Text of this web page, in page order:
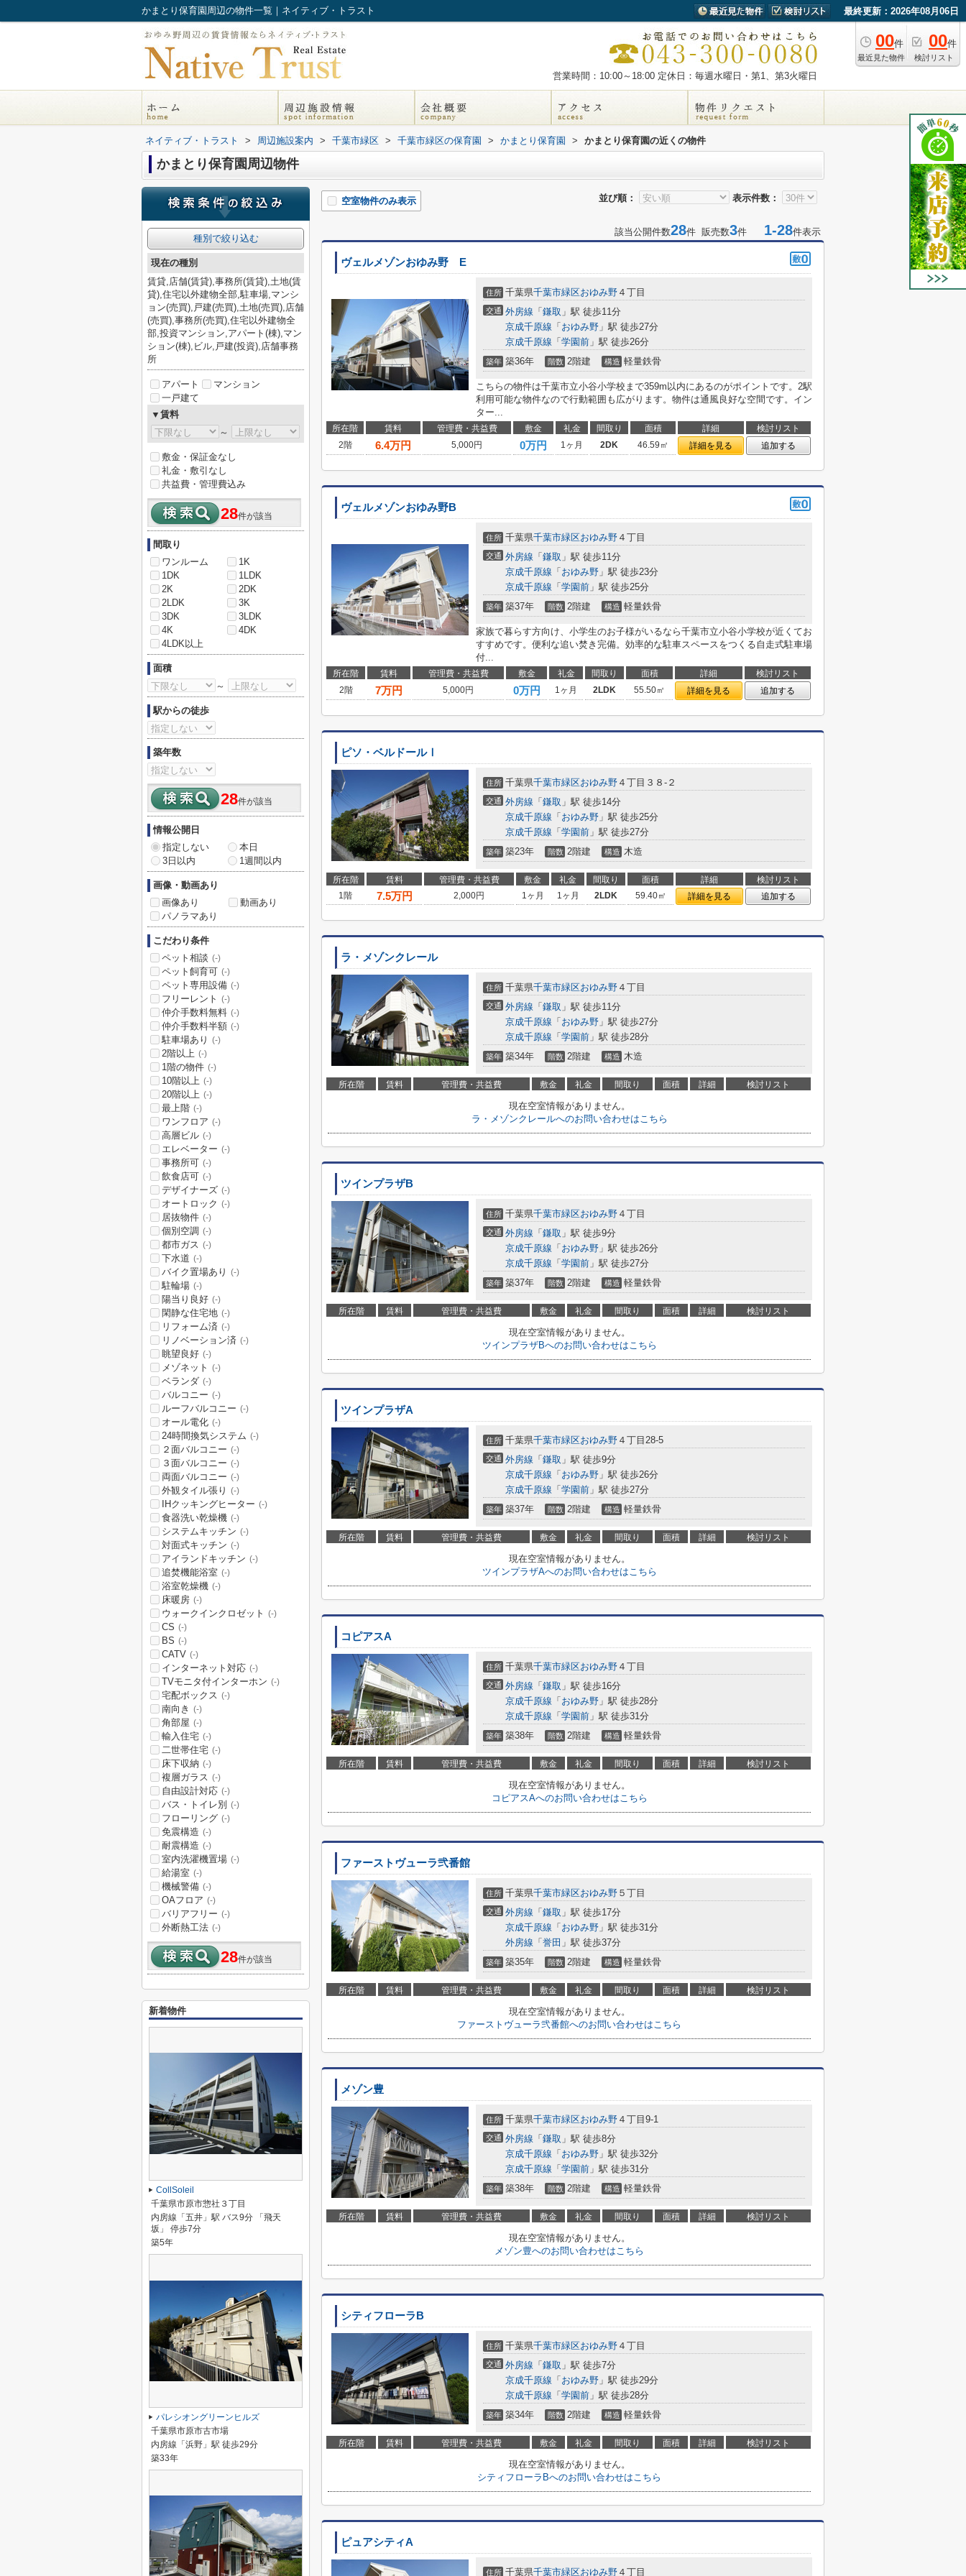
かまとり保育園周辺の物件一覧｜ネイティブ・トラスト 最終更新：2026年08月06日
00件
最近見た物件
00件
検討リスト
営業時間：10:00～18:00 定休日：毎週水曜日・第1、第3火曜日
ネイティブ・トラスト > 周辺施設案内 > 千葉市緑区 > 千葉市緑区の保育園 > かまとり保育園 > かまとり保育園の近くの物件
かまとり保育園周辺物件
並び順： 表示件数：
空室物件のみ表示
該当公開件数28件 販売数3件 1-28件表示
ヴェルメゾンおゆみ野 E
住所 千葉県千葉市緑区おゆみ野 ４丁目
交通 外房線 「 鎌取 」駅 徒歩11分
京成千原線 「 おゆみ野 」駅 徒歩27分
京成千原線 「 学園前 」駅 徒歩26分
築年 築36年 階数 2階建 構造 軽量鉄骨
こちらの物件は千葉市立小谷小学校まで359m以内にあるのがポイントです。2駅
利用可能な物件なので行動範囲も広がります。物件は通風良好な空間です。イン
ター...
所在階 賃料 管理費・共益費 敷金 礼金 間取り 面積 詳細
検討リスト
2階
6.4万円 5,000円 0万円 1ヶ月 2DK 46.59㎡ 詳細を見る 追加する
ヴェルメゾンおゆみ野B
住所 千葉県千葉市緑区おゆみ野 ４丁目
交通 外房線 「 鎌取 」駅 徒歩11分
京成千原線 「 おゆみ野 」駅 徒歩23分
京成千原線 「 学園前 」駅 徒歩25分
築年 築37年 階数 2階建 構造 軽量鉄骨
家族で暮らす方向け、小学生のお子様がいるなら千葉市立小谷小学校が近くてお
すすめです。便利な追い焚き完備。効率的な駐車スペースをつくる自走式駐車場
付...
所在階 賃料 管理費・共益費 敷金 礼金 間取り 面積 詳細
検討リスト
2階
7万円 5,000円 0万円 1ヶ月 2LDK 55.50㎡ 詳細を見る 追加する
ピソ・ベルドールⅠ
住所 千葉県千葉市緑区おゆみ野 ４丁目３８-２
交通 外房線 「 鎌取 」駅 徒歩14分
京成千原線 「 おゆみ野 」駅 徒歩25分
京成千原線 「 学園前 」駅 徒歩27分
築年 築23年 階数 2階建 構造 木造
所在階 賃料 管理費・共益費 敷金 礼金 間取り 面積 詳細
検討リスト
1階
7.5万円 2,000円 1ヶ月 1ヶ月 2LDK 59.40㎡ 詳細を見る 追加する
ラ・メゾンクレール
住所 千葉県千葉市緑区おゆみ野 ４丁目
交通 外房線 「 鎌取 」駅 徒歩11分
京成千原線 「 おゆみ野 」駅 徒歩27分
京成千原線 「 学園前 」駅 徒歩28分
築年 築34年 階数 2階建 構造 木造
所在階 賃料 管理費・共益費 敷金 礼金 間取り 面積 詳細 検討リスト
現在空室情報がありません。
ラ・メゾンクレールへのお問い合わせはこちら
ツインプラザB
住所 千葉県千葉市緑区おゆみ野 ４丁目
交通 外房線 「 鎌取 」駅 徒歩9分
京成千原線 「 おゆみ野 」駅 徒歩26分
京成千原線 「 学園前 」駅 徒歩27分
築年 築37年 階数 2階建 構造 軽量鉄骨
所在階 賃料 管理費・共益費 敷金 礼金 間取り 面積 詳細 検討リスト
現在空室情報がありません。
ツインプラザBへのお問い合わせはこちら
ツインプラザA
住所 千葉県千葉市緑区おゆみ野 ４丁目28-5
交通 外房線 「 鎌取 」駅 徒歩9分
京成千原線 「 おゆみ野 」駅 徒歩26分
京成千原線 「 学園前 」駅 徒歩27分
築年 築37年 階数 2階建 構造 軽量鉄骨
所在階 賃料 管理費・共益費 敷金 礼金 間取り 面積 詳細 検討リスト
現在空室情報がありません。
ツインプラザAへのお問い合わせはこちら
コピアスA
住所 千葉県千葉市緑区おゆみ野 ４丁目
交通 外房線 「 鎌取 」駅 徒歩16分
京成千原線 「 おゆみ野 」駅 徒歩28分
京成千原線 「 学園前 」駅 徒歩31分
築年 築38年 階数 2階建 構造 軽量鉄骨
所在階 賃料 管理費・共益費 敷金 礼金 間取り 面積 詳細 検討リスト
現在空室情報がありません。
コピアスAへのお問い合わせはこちら
ファーストヴューラ弐番館
住所 千葉県千葉市緑区おゆみ野 ５丁目
交通 外房線 「 鎌取 」駅 徒歩17分
京成千原線 「 おゆみ野 」駅 徒歩31分
外房線 「 誉田 」駅 徒歩37分
築年 築35年 階数 2階建 構造 軽量鉄骨
所在階 賃料 管理費・共益費 敷金 礼金 間取り 面積 詳細 検討リスト
現在空室情報がありません。
ファーストヴューラ弐番館へのお問い合わせはこちら
メゾン豊
住所 千葉県千葉市緑区おゆみ野 ４丁目9-1
交通 外房線 「 鎌取 」駅 徒歩8分
京成千原線 「 おゆみ野 」駅 徒歩32分
京成千原線 「 学園前 」駅 徒歩31分
築年 築38年 階数 2階建 構造 軽量鉄骨
所在階 賃料 管理費・共益費 敷金 礼金 間取り 面積 詳細 検討リスト
現在空室情報がありません。
メゾン豊へのお問い合わせはこちら
シティフローラB
住所 千葉県千葉市緑区おゆみ野 ４丁目
交通 外房線 「 鎌取 」駅 徒歩7分
京成千原線 「 おゆみ野 」駅 徒歩29分
京成千原線 「 学園前 」駅 徒歩28分
築年 築34年 階数 2階建 構造 軽量鉄骨
所在階 賃料 管理費・共益費 敷金 礼金 間取り 面積 詳細 検討リスト
現在空室情報がありません。
シティフローラBへのお問い合わせはこちら
ピュアシティA
住所 千葉県千葉市緑区おゆみ野 ４丁目
種別で絞り込む
現在の種別
賃貸,店舗(賃貸),事務所(賃貸),土地(賃
貸),住宅以外建物全部,駐車場,マンシ
ョン(売買),戸建(売買),土地(売買),店舗
(売買),事務所(売買),住宅以外建物全
部,投資マンション,アパート(棟),マン
ション(棟),ビル,戸建(投資),店舗事務
所
アパート
マンション
一戸建て
▼賃料
～
敷金・保証金なし
礼金・敷引なし
共益費・管理費込み
28件が該当
間取り
ワンルーム
1K
1DK
1LDK
2K
2DK
2LDK
3K
3DK
3LDK
4K
4DK
4LDK以上
面積
～
駅からの徒歩
築年数
28件が該当
情報公開日
指定しない
本日
3日以内
1週間以内
画像・動画あり
画像あり
動画あり
パノラマあり
こだわり条件
ペット相談 (-)
ペット飼育可 (-)
ペット専用設備 (-)
フリーレント (-)
仲介手数料無料 (-)
仲介手数料半額 (-)
駐車場あり (-)
2階以上 (-)
1階の物件 (-)
10階以上 (-)
20階以上 (-)
最上階 (-)
ワンフロア (-)
高層ビル (-)
エレベーター (-)
事務所可 (-)
飲食店可 (-)
デザイナーズ (-)
オートロック (-)
居抜物件 (-)
個別空調 (-)
都市ガス (-)
下水道 (-)
バイク置場あり (-)
駐輪場 (-)
陽当り良好 (-)
閑静な住宅地 (-)
リフォーム済 (-)
リノベーション済 (-)
眺望良好 (-)
メゾネット (-)
ベランダ (-)
バルコニー (-)
ルーフバルコニー (-)
オール電化 (-)
24時間換気システム (-)
２面バルコニー (-)
３面バルコニー (-)
両面バルコニー (-)
外観タイル張り (-)
IHクッキングヒーター (-)
食器洗い乾燥機 (-)
システムキッチン (-)
対面式キッチン (-)
アイランドキッチン (-)
追焚機能浴室 (-)
浴室乾燥機 (-)
床暖房 (-)
ウォークインクロゼット (-)
CS (-)
BS (-)
CATV (-)
インターネット対応 (-)
TVモニタ付インターホン (-)
宅配ボックス (-)
南向き (-)
角部屋 (-)
輸入住宅 (-)
二世帯住宅 (-)
床下収納 (-)
複層ガラス (-)
自由設計対応 (-)
バス・トイレ別 (-)
フローリング (-)
免震構造 (-)
耐震構造 (-)
室内洗濯機置場 (-)
給湯室 (-)
機械警備 (-)
OAフロア (-)
バリアフリー (-)
外断熱工法 (-)
28件が該当
新着物件
CollSoleil
千葉県市原市惣社３丁目
内房線「五井」駅 バス9分 「飛天
坂」 停歩7分
築5年
パレシオングリーンヒルズ
千葉県市原市古市場
内房線「浜野」駅 徒歩29分
築33年